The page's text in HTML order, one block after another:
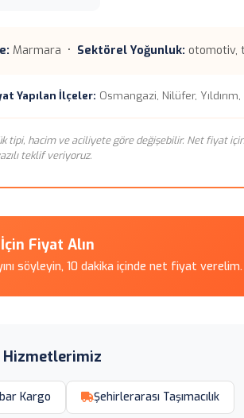
Marmara • Sektörel Yoğunluk: otomotiv,
Yapılan İlçeler: Osmangazi, Nilüfer,
tipi, hacim ve aciliyete göre değişebilir. Net fiyat
teklif veriyoruz.
Fiyat Alın
söyleyin, 10 dakika içinde net fiyat verelim.
Kargo Şehirlerarası Taşımacılık